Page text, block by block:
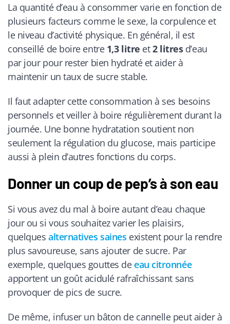
La quantité d’eau à consommer varie en fonction de
plusieurs facteurs comme le sexe, la corpulence et
le niveau d’activité physique. En général, il est
conseillé de boire entre 1,3 litre et2 litresd’eau
par jour pour rester bien hydraté et aider à
maintenir un taux de sucre stable.
Il faut adapter cette consommation à ses besoins
personnels et veiller à boire régulièrement durant la
journée. Une bonne hydratation soutient non
seulement la régulation du glucose, mais participe
aussi à plein d’autres fonctions du corps.
Donner un coup de pep’s à son eau
Si vous avez du mal à boire autant d’eau chaque
jour ou si vous souhaitez varier les plaisirs,
quelques alternatives saines existent pour la rendre
plus savoureuse, sans ajouter de sucre. Par
exemple, quelques gouttes de eau citronnée
apportent un goût acidulé rafraîchissant sans
provoquer de pics de sucre.
De même, infuser un bâton de cannelle peut aider à